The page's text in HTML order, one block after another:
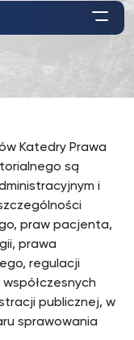
Katedry Prawa
są
i
praw pacjenta,
prawa
regulacji
publicznej, w
sprawowania